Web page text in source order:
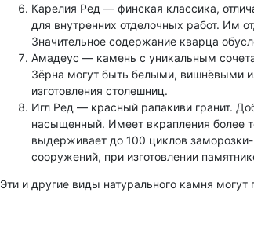
Карелия Ред — финская классика,
для внутренних отделочных работ. Им
Значительное содержание кварца
Амадеус — камень с уникальным
Зёрна могут быть белыми, вишнёвыми
изготовления столешниц.
Игл Ред — красный рапакиви гранит.
насыщенный. Имеет вкрапления более
выдерживает до 100 циклов
сооружений, при изготовлении
Эти и другие виды натурального камня